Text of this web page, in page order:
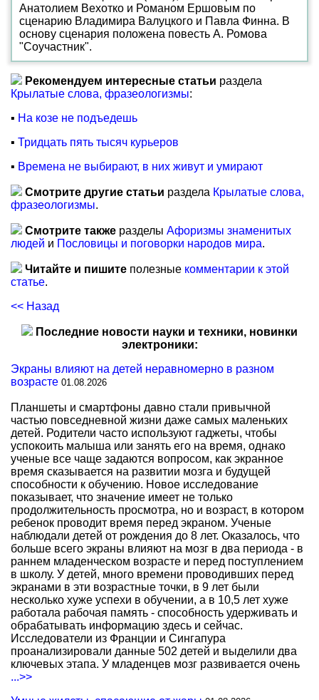
Анатолием Вехотко и Романом Ершовым по
сценарию Владимира Валуцкого и Павла Финна. В
основу сценария положена повесть А. Ромова
"Соучастник".
Рекомендуем интересные статьи раздела
Крылатые слова, фразеологизмы:
▪ На козе не подъедешь
▪ Тридцать пять тысяч курьеров
▪ Времена не выбирают, в них живут и умирают
Смотрите другие статьи раздела Крылатые слова,
фразеологизмы.
Смотрите также разделы Афоризмы знаменитых
людей и Пословицы и поговорки народов мира.
Читайте и пишите полезные комментарии к этой
статье.
<< Назад
Последние новости науки и техники, новинки
электроники:
Экраны влияют на детей неравномерно в разном
возрасте 01.08.2026
Планшеты и смартфоны давно стали привычной
частью повседневной жизни даже самых маленьких
детей. Родители часто используют гаджеты, чтобы
успокоить малыша или занять его на время, однако
ученые все чаще задаются вопросом, как экранное
время сказывается на развитии мозга и будущей
способности к обучению. Новое исследование
показывает, что значение имеет не только
продолжительность просмотра, но и возраст, в котором
ребенок проводит время перед экраном. Ученые
наблюдали детей от рождения до 8 лет. Оказалось, что
больше всего экраны влияют на мозг в два периода - в
раннем младенческом возрасте и перед поступлением
в школу. У детей, много времени проводивших перед
экранами в эти возрастные точки, в 9 лет были
несколько хуже успехи в обучении, а в 10,5 лет хуже
работала рабочая память - способность удерживать и
обрабатывать информацию здесь и сейчас.
Исследователи из Франции и Сингапура
проанализировали данные 502 детей и выделили два
ключевых этапа. У младенцев мозг развивается очень
...>>